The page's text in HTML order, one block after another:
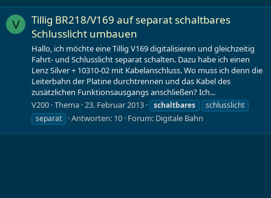
V
Tillig BR218/V169 auf separat schaltbares
Schlusslicht umbauen
Hallo, ich möchte eine Tillig V169 digitalisieren und gleichzeitig
Fahrt- und Schlusslicht separat schalten. Dazu habe ich einen
Lenz Silver + 10310-02 mit Kabelanschluss. Wo muss ich denn die
Leiterbahn der Platine durchtrennen und das Kabel des
zusätzlichen Funktionsausgangs anschließen? Ich...
V200 Thema 23. Februar 2013 schaltbares
schlusslicht
separat
Antworten: 10 Forum: Digitale Bahn